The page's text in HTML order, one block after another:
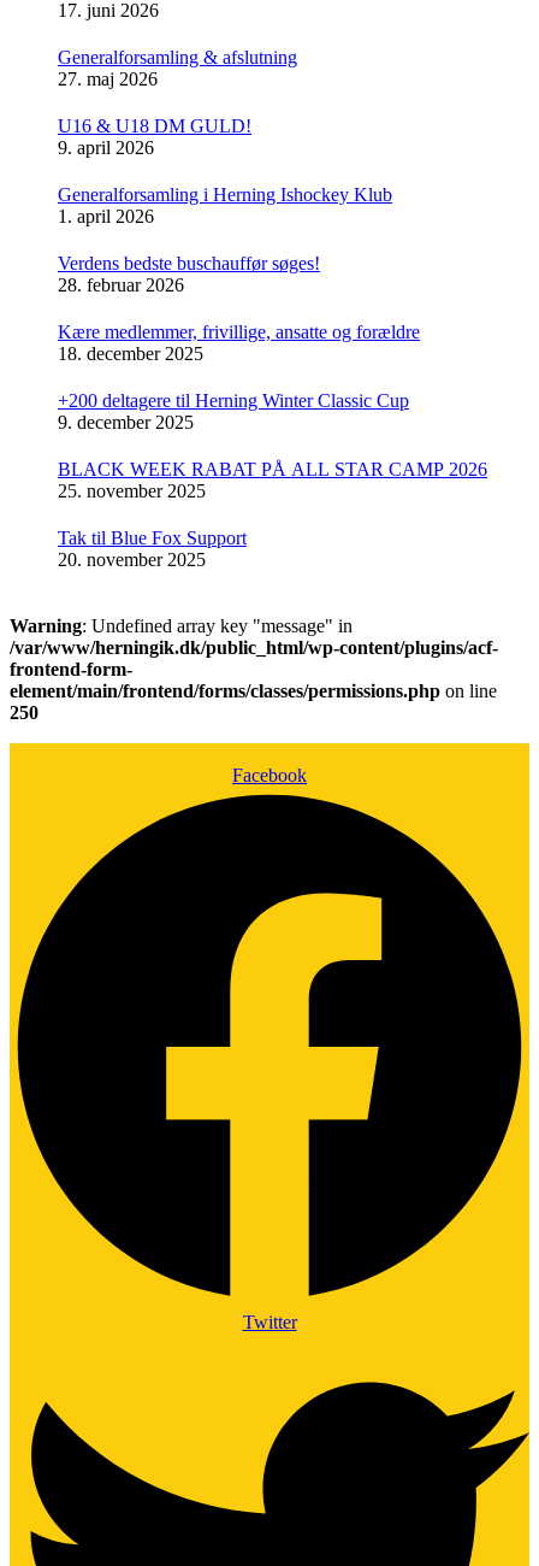
17. juni 2026
Generalforsamling & afslutning
27. maj 2026
U16 & U18 DM GULD!
9. april 2026
Generalforsamling i Herning Ishockey Klub
1. april 2026
Verdens bedste buschauffør søges!
28. februar 2026
Kære medlemmer, frivillige, ansatte og forældre
18. december 2025
+200 deltagere til Herning Winter Classic Cup
9. december 2025
BLACK WEEK RABAT PÅ ALL STAR CAMP 2026
25. november 2025
Tak til Blue Fox Support
20. november 2025
Warning: Undefined array key "message" in
/var/www/herningik.dk/public_html/wp-content/plugins/acf-
frontend-form-
element/main/frontend/forms/classes/permissions.php on line
250
Facebook
Twitter